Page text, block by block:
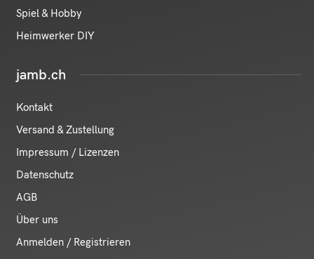
Spiel & Hobby
Heimwerker DIY
jamb.ch
Kontakt
Versand & Zustellung
Impressum / Lizenzen
Datenschutz
AGB
Über uns
Anmelden / Registrieren